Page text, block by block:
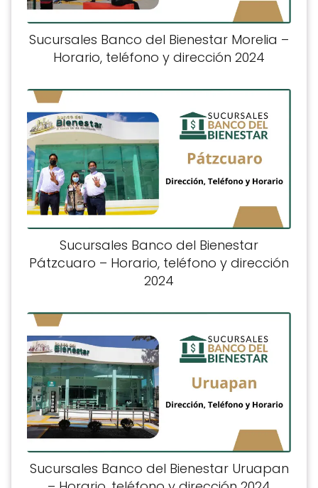
Sucursales Banco del Bienestar Morelia –
Horario, teléfono y dirección 2024
Sucursales Banco del Bienestar
Pátzcuaro – Horario, teléfono y dirección
2024
Sucursales Banco del Bienestar Uruapan